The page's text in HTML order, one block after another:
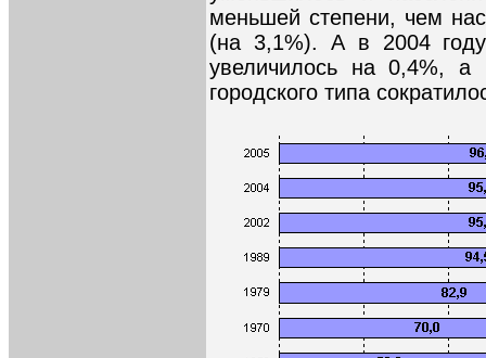
меньшей степени, чем
(на 3,1%). А в 2004
увеличилось на 0,4%, а
городского типа